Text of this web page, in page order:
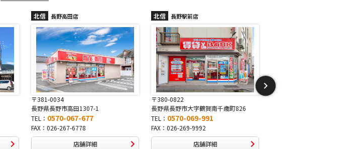
北信 長野駅前店
〒380-0822
長野県長野市大字鶴賀南千歳町826
TEL： 0570-069-991
FAX：026-269-9992
店舗詳細
北信 長野稲里店
〒381-2243
長野県長野市稲里1-5-25
TEL： 0570-067-878
FAX：026-286-7888
店舗詳細